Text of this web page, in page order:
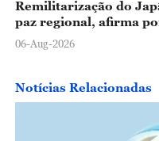
Remilitarização do
paz regional, afirma
06-Aug-2026
Notícias Relacionadas